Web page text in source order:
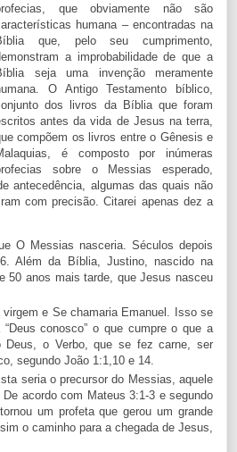
que obviamente não são
humana – encontradas na
que, pelo seu cumprimento,
a improbabilidade de que a
seja uma invenção meramente
O Antigo Testamento bíblico,
dos livros da Bíblia que foram
antes da vida de Jesus na terra,
compõem os livros entre o Gênesis e
é composto por inúmeras
sobre o Messias esperado,
antecedência, algumas das quais não
com precisão. Citarei apenas dez a
O Messias nasceria. Séculos depois
Além da Bíblia, Justino, nascido na
50 anos mais tarde, que Jesus nasceu
e Se chamaria Emanuel. Isso se
conosco” o que cumpre o que a
o Verbo, que se fez carne, ser
segundo João 1:1,10 e 14.
seria o precursor do Messias, aquele
acordo com Mateus 3:1-3 e segundo
um profeta que gerou um grande
o caminho para a chegada de Jesus,